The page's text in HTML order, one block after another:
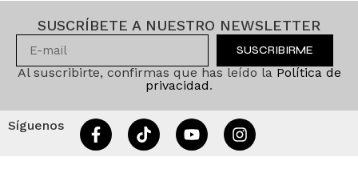
SUSCRÍBETE A NUESTRO NEWSLETTER
SUSCRIBIRME
Al suscribirte, confirmas que has leído la Política de
privacidad.
Síguenos